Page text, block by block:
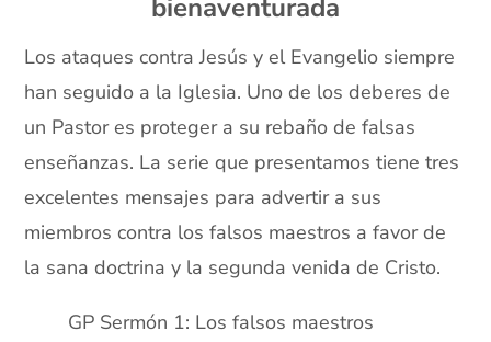
bienaventurada
Los ataques contra Jesús y el Evangelio siempre
han seguido a la Iglesia. Uno de los deberes de
un Pastor es proteger a su rebaño de falsas
enseñanzas. La serie que presentamos tiene tres
excelentes mensajes para advertir a sus
miembros contra los falsos maestros a favor de
la sana doctrina y la segunda venida de Cristo.
GP Sermón 1: Los falsos maestros